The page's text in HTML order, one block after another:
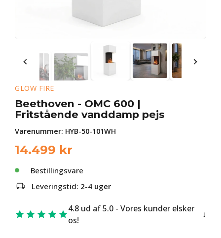
GLOW FIRE
Beethoven - OMC 600 |
Fritstående vanddamp pejs
Varenummer: HYB-50-101WH
14.499 kr
Bestillingsvare
Leveringstid: 2-4 uger
4.8 ud af 5.0 - Vores kunder elsker
os!